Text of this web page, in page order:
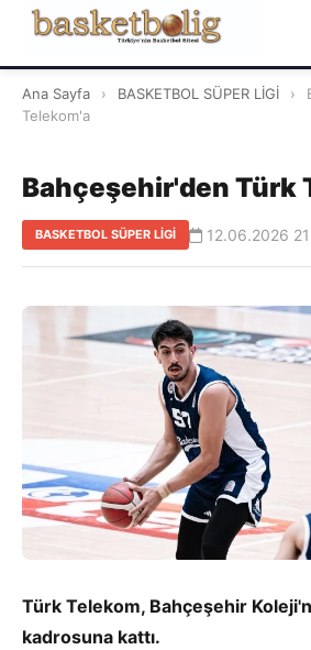
Ana Sayfa › BASKETBOL SÜPER LİGİ ›
Telekom'a
Bahçeşehir'den Türk
BASKETBOL SÜPER LİGİ 12.06.2026
Türk Telekom, Bahçeşehir
kadrosuna kattı.